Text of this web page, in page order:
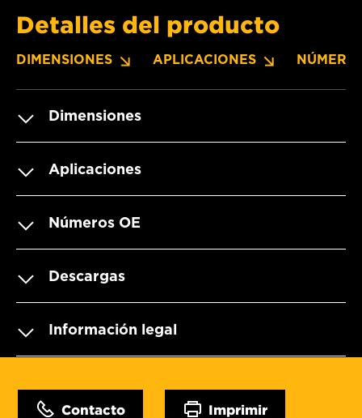
Detalles del producto
DIMENSIONES APLICACIONES
Dimensiones
Aplicaciones
Números OE
Descargas
Información legal
Contacto Imprimir